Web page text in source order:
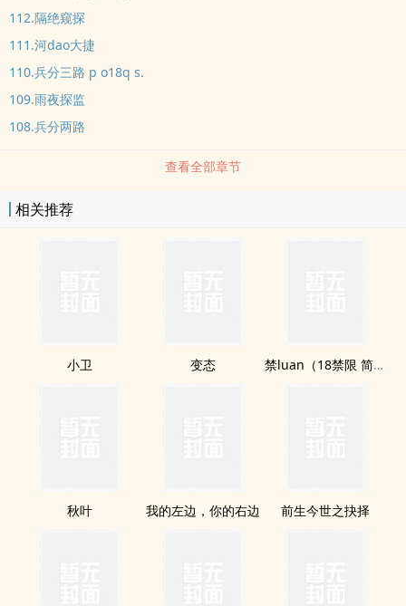
112.隔绝窥探
111.河dao大捷
110.兵分三路 p o18q s.
109.雨夜探监
108.兵分两路
查看全部章节
相关推荐
小卫 变态 禁luan（18禁限 简体）
秋叶 我的左边，你的右边 前生今世之抉择